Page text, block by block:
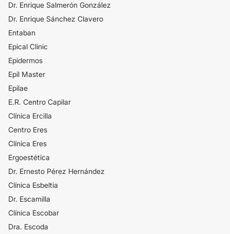
Dr. Enrique Salmerón González
Dr. Enrique Sánchez Clavero
Entaban
Epical Clinic
Epidermos
Epil Master
Epilae
E.R. Centro Capilar
Clínica Ercilla
Centro Eres
Clínica Eres
Ergoestética
Dr. Ernesto Pérez Hernández
Clínica Esbeltia
Dr. Escamilla
Clínica Escobar
Dra. Escoda